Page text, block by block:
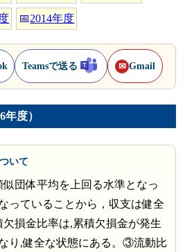
📅2014年度
Teamsで送る ✉ Gmail
度）
いて
団体平均を上回る水準となっ
っていることから，収支は健全
損金比率は,累積欠損金が発生
り,健全な状態にある。③流動比